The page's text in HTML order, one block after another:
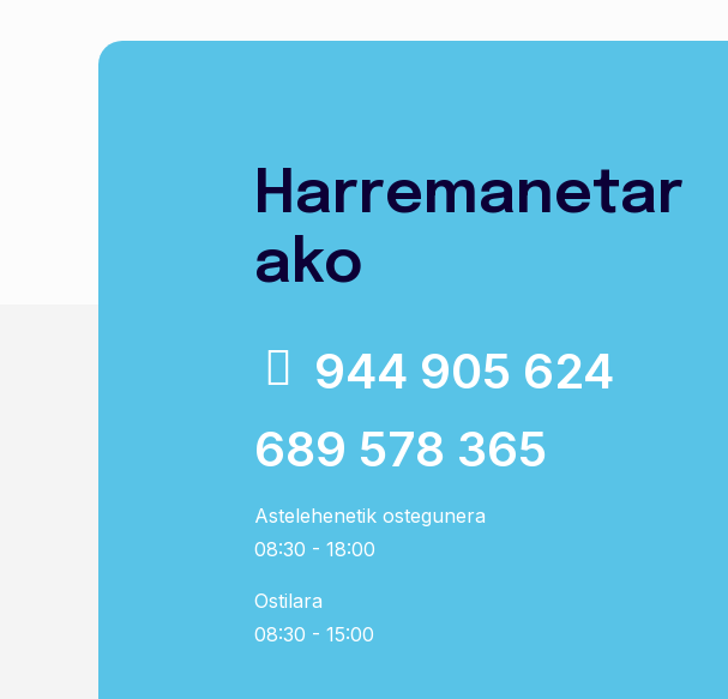
Harremanetar
ako
944 905 624
689 578 365
Astelehenetik ostegunera
08:30 - 18:00
Ostilara
08:30 - 15:00